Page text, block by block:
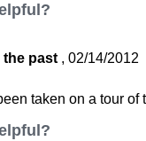
the past , 02/14/2012
taken on a tour